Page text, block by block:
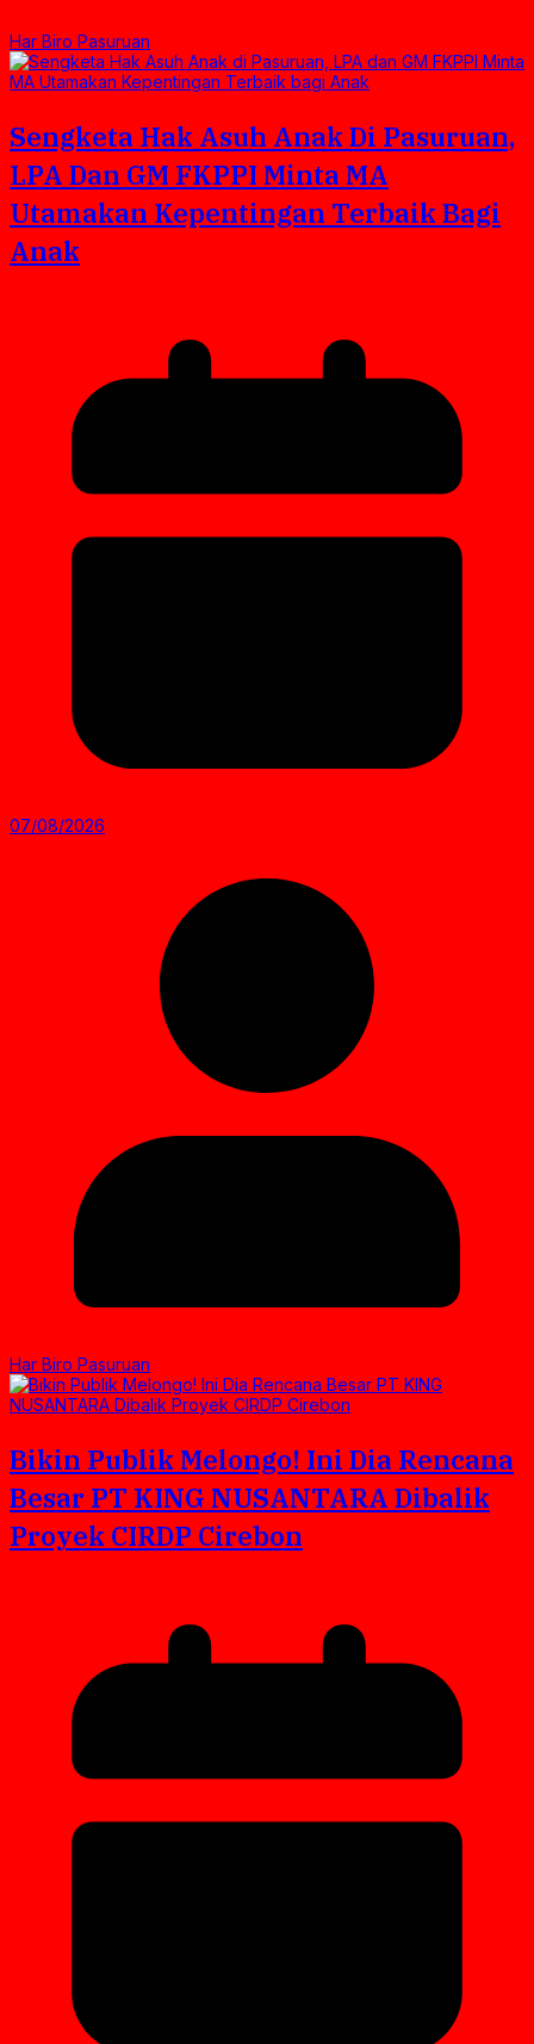
Har Biro Pasuruan
Sengketa Hak Asuh Anak Di Pasuruan,
LPA Dan GM FKPPI Minta MA
Utamakan Kepentingan Terbaik Bagi
Anak
07/08/2026
Har Biro Pasuruan
Bikin Publik Melongo! Ini Dia Rencana
Besar PT KING NUSANTARA Dibalik
Proyek CIRDP Cirebon